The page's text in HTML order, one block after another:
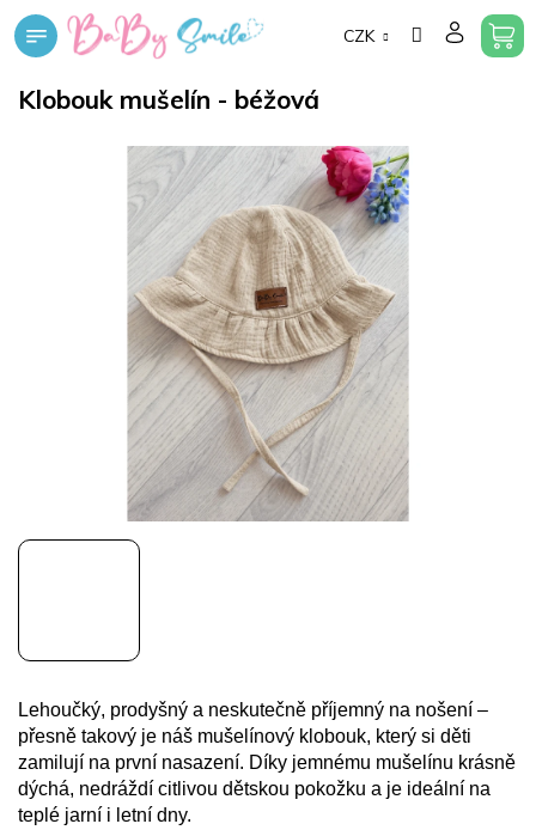
Přejít
na
CZK
Klobouk mušelín - béžová
Lehoučký, prodyšný a neskutečně příjemný na nošení –
přesně takový je náš mušelínový klobouk, který si děti
zamilují na první nasazení. Díky jemnému mušelínu krásně
dýchá, nedráždí citlivou dětskou pokožku a je ideální na
teplé jarní i letní dny.